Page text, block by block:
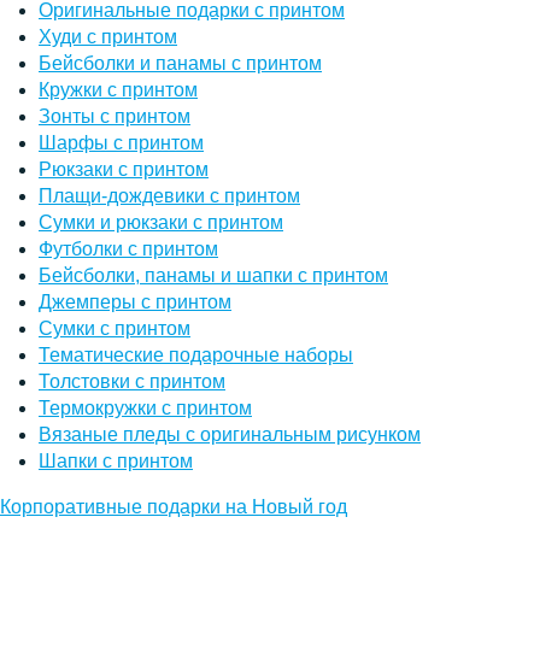
Оригинальные подарки с принтом
Худи с принтом
Бейсболки и панамы с принтом
Кружки с принтом
Зонты с принтом
Шарфы с принтом
Рюкзаки с принтом
Плащи-дождевики с принтом
Сумки и рюкзаки с принтом
Футболки с принтом
Бейсболки, панамы и шапки с принтом
Джемперы с принтом
Сумки с принтом
Тематические подарочные наборы
Толстовки с принтом
Термокружки с принтом
Вязаные пледы с оригинальным рисунком
Шапки с принтом
Корпоративные подарки на Новый год